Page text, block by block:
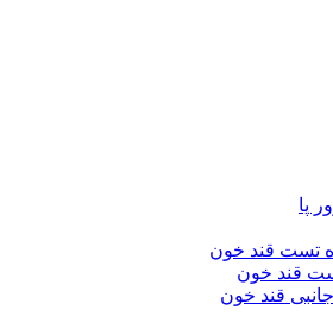
پا
تست قند خون
قند خون
قند خون